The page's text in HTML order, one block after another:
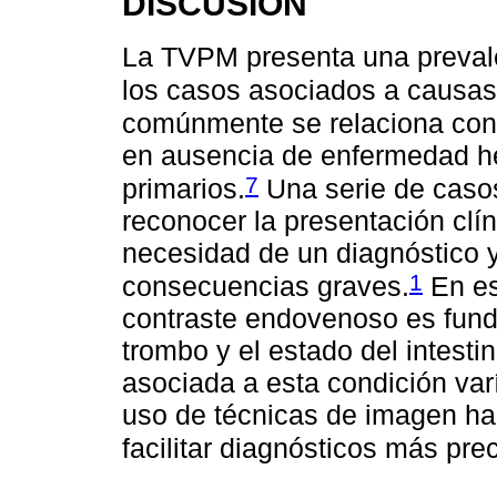
La TVPM presenta una
los casos asociados a
comúnmente se relaciona
en ausencia de enfermedad
primarios.7 Una serie de
reconocer la presentación
necesidad de un diagnóstico
consecuencias graves.1 En
contraste endovenoso es
trombo y el estado del
asociada a esta condición
uso de técnicas de imagen
facilitar diagnósticos más